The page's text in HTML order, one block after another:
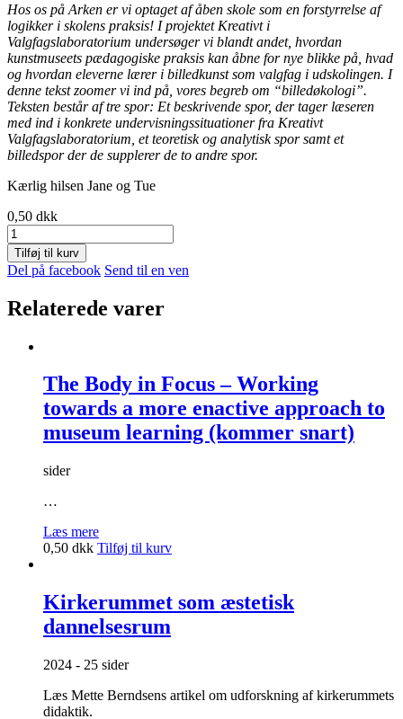
Hos os på Arken er vi optaget af åben skole som en forstyrrelse af
logikker i skolens praksis! I projektet Kreativt i
Valgfagslaboratorium undersøger vi blandt andet, hvordan
kunstmuseets pædagogiske praksis kan åbne for nye blikke på, hvad
og hvordan eleverne lærer i billedkunst som valgfag i udskolingen. I
denne tekst zoomer vi ind på, vores begreb om “billedøkologi”.
Teksten består af tre spor: Et beskrivende spor, der tager læseren
med ind i konkrete undervisningssituationer fra Kreativt
Valgfagslaboratorium, et teoretisk og analytisk spor samt et
billedspor der de supplerer de to andre spor.
Kærlig hilsen Jane og Tue
0,50 dkk
Fra
produkt
til
proces
Billedøkologi
forstyrrelse
skolens
valgfagsundervisning
(kommer
Tilføj til kurv
Del på facebook Send til en ven
Relaterede varer
The Body in Focus – Working
towards a more enactive approach to
museum learning (kommer snart)
sider
…
Læs mere
0,50 dkk Tilføj til kurv
Kirkerummet som æstetisk
dannelsesrum
2024 - 25 sider
Læs Mette Berndsens artikel om udforskning af kirkerummets
didaktik.